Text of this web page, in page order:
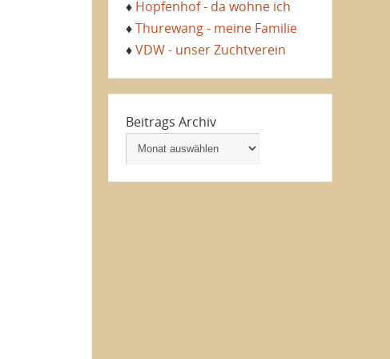
♦ Hopfenhof - da wohne ich
♦Thurewang - meine Familie
♦VDW - unser Zuchtverein
Beitrags Archiv